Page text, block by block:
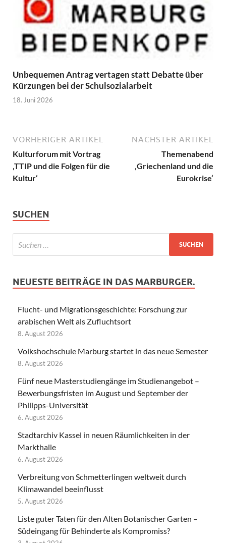
Unbequemen Antrag vertagen statt Debatte über
Kürzungen bei der Schulsozialarbeit
18. Juni 2026
VORHERIGER ARTIKEL
Kulturforum mit Vortrag
‚TTIP und die Folgen für die
Kultur‘
NÄCHSTER ARTIKEL
Themenabend
‚Griechenland und die
Eurokrise‘
SUCHEN
NEUESTE BEITRÄGE IN DAS MARBURGER.
Flucht- und Migrationsgeschichte: Forschung zur
arabischen Welt als Zufluchtsort
8. August 2026
Volkshochschule Marburg startet in das neue Semester
8. August 2026
Fünf neue Masterstudiengänge im Studienangebot –
Bewerbungsfristen im August und September der
Philipps-Universität
6. August 2026
Stadtarchiv Kassel in neuen Räumlichkeiten in der
Markthalle
6. August 2026
Verbreitung von Schmetterlingen weltweit durch
Klimawandel beeinflusst
5. August 2026
Liste guter Taten für den Alten Botanischer Garten –
Südeingang für Behinderte als Kompromiss?